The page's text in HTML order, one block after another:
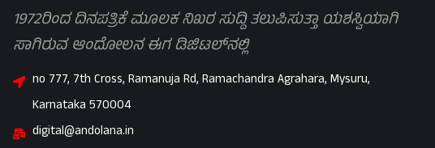
1972ರಿಂದ ದಿನಪತ್ರಿಕೆ ಮೂಲಕ ನಿಖರ ಸುದ್ದಿ ತಲುಪಿಸುತ್ತಾ ಯಶಸ್ವಿಯಾಗಿ
ಸಾಗಿರುವ ಆಂದೋಲನ ಈಗ ಡಿಜಿಟಲ್‌ನಲ್ಲಿ
no 777, 7th Cross, Ramanuja Rd, Ramachandra Agrahara, Mysuru,
Karnataka 570004
digital@andolana.in